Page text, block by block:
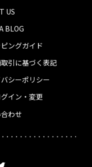
US
BLOG
ングガイド
引に基づく表記
シーポリシー
イン・変更
わせ